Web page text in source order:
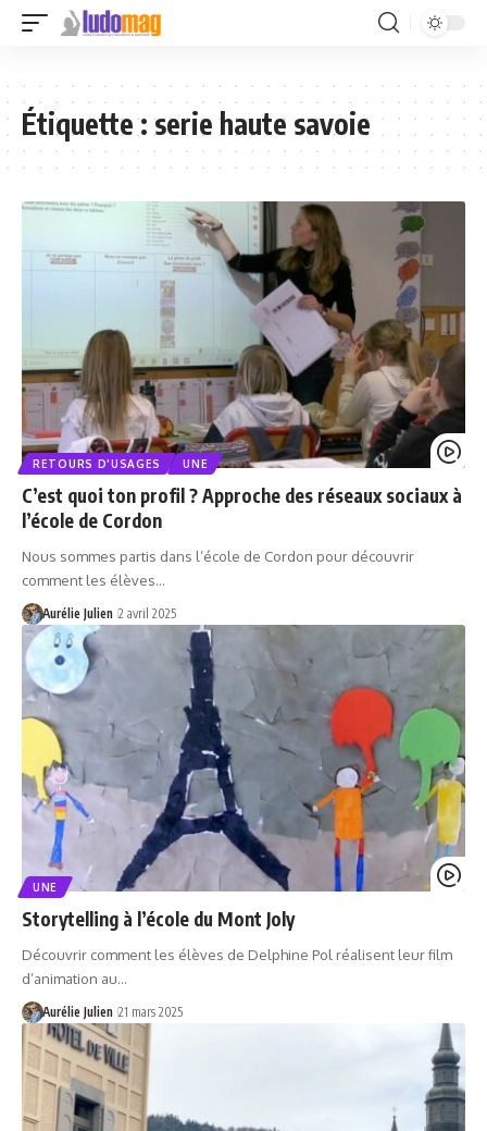
Étiquette :serie haute savoie
RETOURS D'USAGES UNE
C’est quoi ton profil ? Approche des réseaux sociaux à
l’école de Cordon
Nous sommes partis dans l’école de Cordon pour découvrir
comment les élèves…
Aurélie Julien 2 avril 2025
UNE
Storytelling à l’école du Mont Joly
Découvrir comment les élèves de Delphine Pol réalisent leur film
d’animation au…
Aurélie Julien 21 mars 2025